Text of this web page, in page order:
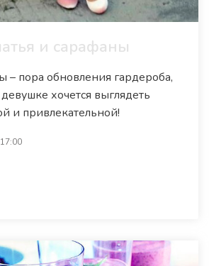
и сарафаны
– пора обновления гардероба,
хочется выглядеть
и привлекательной!